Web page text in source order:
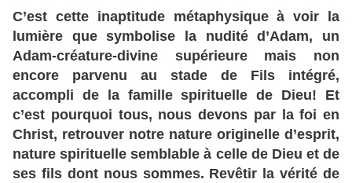
C’est cette inaptitude métaphysique à voir la
lumière que symbolise la nudité d’Adam, un
Adam-créature-divine supérieure mais non
encore parvenu au stade de Fils intégré,
accompli de la famille spirituelle de Dieu! Et
c’est pourquoi tous, nous devons par la foi en
Christ, retrouver notre nature originelle d’esprit,
nature spirituelle semblable à celle de Dieu et de
ses fils dont nous sommes. Revêtir la vérité de